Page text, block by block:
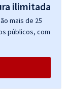
mais de 25
públicos, com